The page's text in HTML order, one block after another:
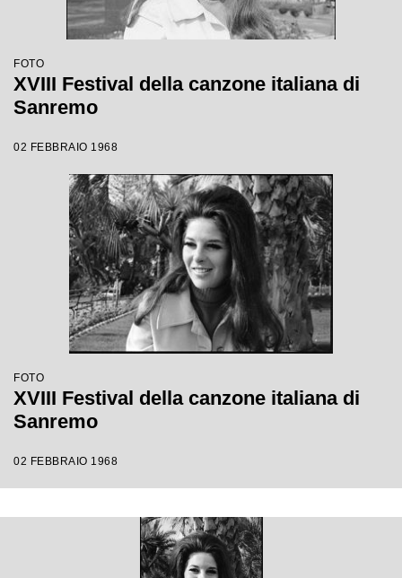
FOTO
XVIII Festival della canzone italiana di
Sanremo
02 FEBBRAIO 1968
FOTO
XVIII Festival della canzone italiana di
Sanremo
02 FEBBRAIO 1968